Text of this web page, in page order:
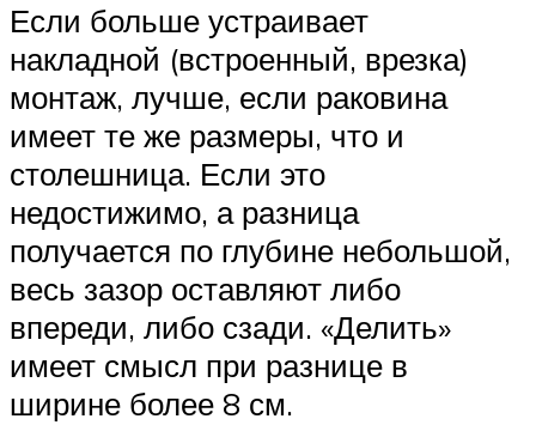
Если больше устраивает
накладной (встроенный, врезка)
монтаж, лучше, если раковина
имеет те же размеры, что и
столешница. Если это
недостижимо, а разница
получается по глубине небольшой,
весь зазор оставляют либо
впереди, либо сзади. «Делить»
имеет смысл при разнице в
ширине более 8 см.